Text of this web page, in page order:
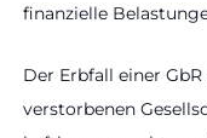
finanzielle
Der Erbfall einer
verstorbenen